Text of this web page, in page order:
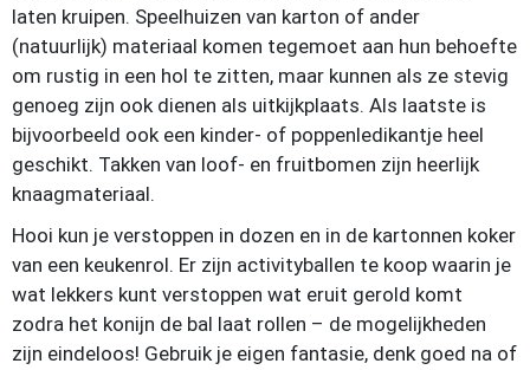
laten kruipen. Speelhuizen van karton of ander
(natuurlijk) materiaal komen tegemoet aan hun behoefte
om rustig in een hol te zitten, maar kunnen als ze stevig
genoeg zijn ook dienen als uitkijkplaats. Als laatste is
bijvoorbeeld ook een kinder- of poppenledikantje heel
geschikt. Takken van loof- en fruitbomen zijn heerlijk
knaagmateriaal.
Hooi kun je verstoppen in dozen en in de kartonnen koker
van een keukenrol. Er zijn activityballen te koop waarin je
wat lekkers kunt verstoppen wat eruit gerold komt
zodra het konijn de bal laat rollen – de mogelijkheden
zijn eindeloos! Gebruik je eigen fantasie, denk goed na of